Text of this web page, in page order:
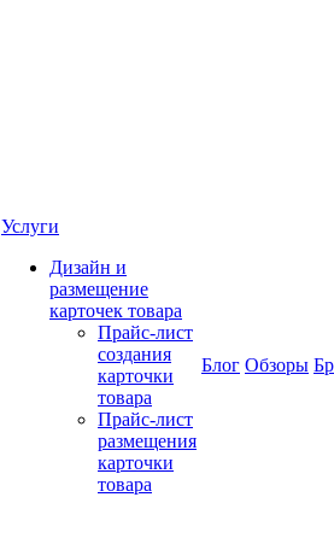
Услуги
Дизайн и
размещение
карточек товара
Прайс-лист
создания
карточки
товара
Прайс-лист
размещения
карточки
товара
Блог Обзоры